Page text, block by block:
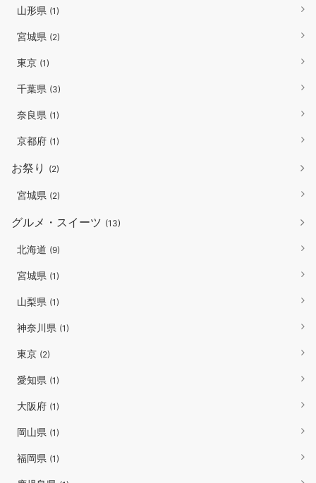
山形県 (1)
宮城県 (2)
東京 (1)
千葉県 (3)
奈良県 (1)
京都府 (1)
お祭り (2)
宮城県 (2)
グルメ・スイーツ (13)
北海道 (9)
宮城県 (1)
山梨県 (1)
神奈川県 (1)
東京 (2)
愛知県 (1)
大阪府 (1)
岡山県 (1)
福岡県 (1)